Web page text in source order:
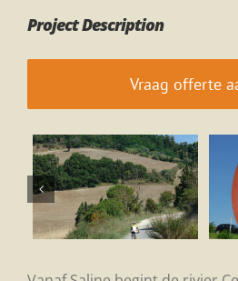
Project Description
Vraag offerte